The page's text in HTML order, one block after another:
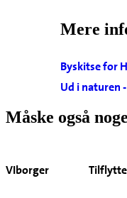
Mere
Byskitse for
Ud i naturen
Måske også
VIborger